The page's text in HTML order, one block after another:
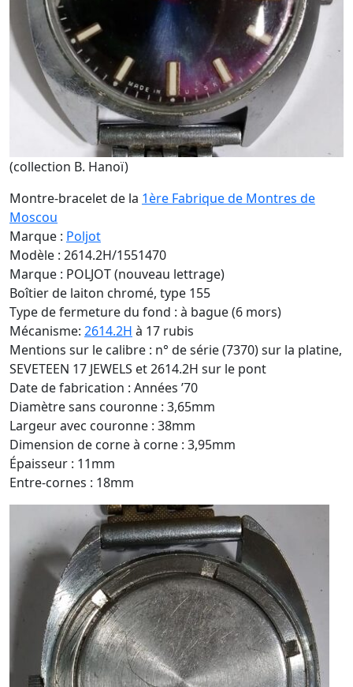
(collection B. Hanoï)
Montre-bracelet de la 1ère Fabrique de Montres de
Moscou
Marque : Poljot
Modèle : 2614.2H/1551470
Marque : POLJOT (nouveau lettrage)
Boîtier de laiton chromé, type 155
Type de fermeture du fond : à bague (6 mors)
Mécanisme: 2614.2H à 17 rubis
Mentions sur le calibre : n° de série (7370) sur la platine,
SEVETEEN 17 JEWELS et 2614.2H sur le pont
Date de fabrication : Années ’70
Diamètre sans couronne : 3,65mm
Largeur avec couronne : 38mm
Dimension de corne à corne : 3,95mm
Épaisseur : 11mm
Entre-cornes : 18mm